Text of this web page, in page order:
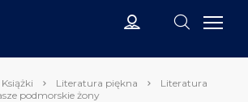
Książki Literatura piękna
Literatura
podmorskie żony